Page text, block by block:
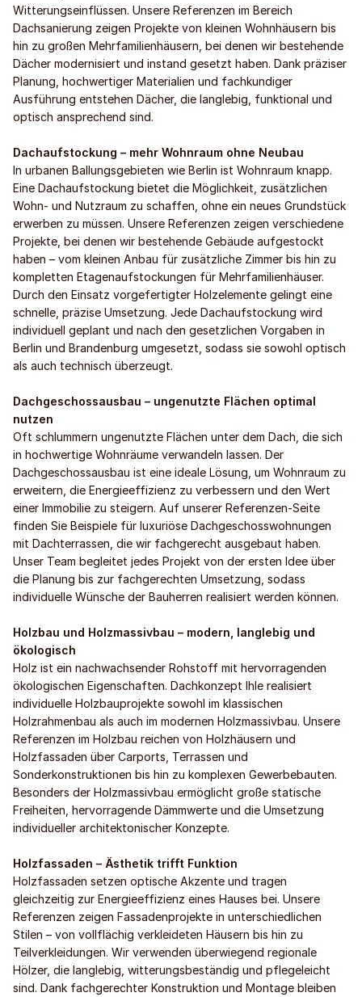
Witterungseinflüssen. Unsere Referenzen im Bereich
Dachsanierung zeigen Projekte von kleinen Wohnhäusern bis
hin zu großen Mehrfamilienhäusern, bei denen wir bestehende
Dächer modernisiert und instand gesetzt haben. Dank präziser
Planung, hochwertiger Materialien und fachkundiger
Ausführung entstehen Dächer, die langlebig, funktional und
optisch ansprechend sind.
Dachaufstockung – mehr Wohnraum ohne Neubau
In urbanen Ballungsgebieten wie Berlin ist Wohnraum knapp.
Eine Dachaufstockung bietet die Möglichkeit, zusätzlichen
Wohn- und Nutzraum zu schaffen, ohne ein neues Grundstück
erwerben zu müssen. Unsere Referenzen zeigen verschiedene
Projekte, bei denen wir bestehende Gebäude aufgestockt
haben – vom kleinen Anbau für zusätzliche Zimmer bis hin zu
kompletten Etagenaufstockungen für Mehrfamilienhäuser.
Durch den Einsatz vorgefertigter Holzelemente gelingt eine
schnelle, präzise Umsetzung. Jede Dachaufstockung wird
individuell geplant und nach den gesetzlichen Vorgaben in
Berlin und Brandenburg umgesetzt, sodass sie sowohl optisch
als auch technisch überzeugt.
Dachgeschossausbau – ungenutzte Flächen optimal
nutzen
Oft schlummern ungenutzte Flächen unter dem Dach, die sich
in hochwertige Wohnräume verwandeln lassen. Der
Dachgeschossausbau ist eine ideale Lösung, um Wohnraum zu
erweitern, die Energieeffizienz zu verbessern und den Wert
einer Immobilie zu steigern. Auf unserer Referenzen-Seite
finden Sie Beispiele für luxuriöse Dachgeschosswohnungen
mit Dachterrassen, die wir fachgerecht ausgebaut haben.
Unser Team begleitet jedes Projekt von der ersten Idee über
die Planung bis zur fachgerechten Umsetzung, sodass
individuelle Wünsche der Bauherren realisiert werden können.
Holzbau und Holzmassivbau – modern, langlebig und
ökologisch
Holz ist ein nachwachsender Rohstoff mit hervorragenden
ökologischen Eigenschaften. Dachkonzept Ihle realisiert
individuelle Holzbauprojekte sowohl im klassischen
Holzrahmenbau als auch im modernen Holzmassivbau. Unsere
Referenzen im Holzbau reichen von Holzhäusern und
Holzfassaden über Carports, Terrassen und
Sonderkonstruktionen bis hin zu komplexen Gewerbebauten.
Besonders der Holzmassivbau ermöglicht große statische
Freiheiten, hervorragende Dämmwerte und die Umsetzung
individueller architektonischer Konzepte.
Holzfassaden – Ästhetik trifft Funktion
Holzfassaden setzen optische Akzente und tragen
gleichzeitig zur Energieeffizienz eines Hauses bei. Unsere
Referenzen zeigen Fassadenprojekte in unterschiedlichen
Stilen – von vollflächig verkleideten Häusern bis hin zu
Teilverkleidungen. Wir verwenden überwiegend regionale
Hölzer, die langlebig, witterungsbeständig und pflegeleicht
sind. Dank fachgerechter Konstruktion und Montage bleiben